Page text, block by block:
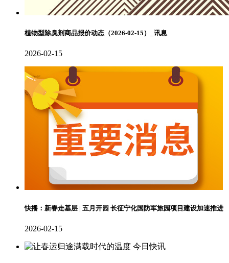
植物型除臭剂商品报价动态（2026-02-15）_讯息
2026-02-15
快播：新春走基层 | 五月开园 长征宁化国防军旅园项目建设加速推进
2026-02-15